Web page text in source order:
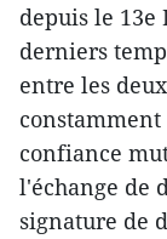
depuis le 13e
derniers
entre les
confiance
l'échange de
signature de